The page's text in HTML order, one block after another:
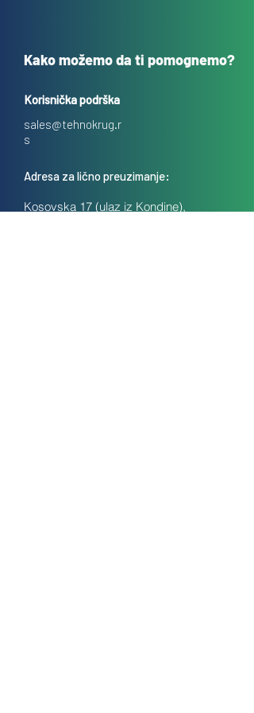
Kako možemo da ti pomognemo?
Korisnička podrška
sales@tehnokrug.r
s
Adresa za lično preuzimanje:
Kosovska 17 (ulaz iz Kondine),